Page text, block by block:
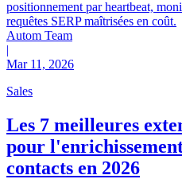
positionnement par heartbeat,
requêtes SERP maîtrisées en coût.
Autom Team
|
Mar 11, 2026
Sales
Les 7 meilleures
pour
contacts en 2026